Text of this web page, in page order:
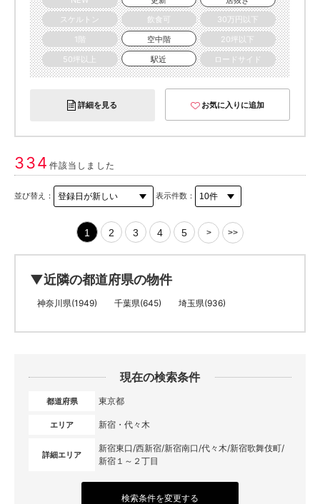
スケルトン
飲食可
30万円以下
1階
空中階
20坪以下
50坪以上
駅近 ロードサイド
詳細を見る お気に入りに追加
334 件該当しました
並び替え： 表示件数：
1 2 3 4 5 > >>
▼近隣の都道府県の物件
神奈川県(1949) 千葉県(645) 埼玉県(936)
現在の検索条件
都道府県 東京都
エリア 新宿・代々木
詳細エリア
新宿東口/西新宿/新宿南口/代々木/新宿歌舞伎町/
新宿１～２丁目
検索条件を変更する